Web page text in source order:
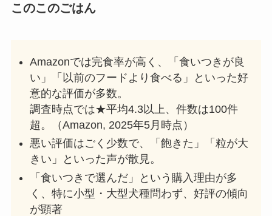
このこのごはん
Amazonでは完食率が高く、「食いつきが良
い」「以前のフードより食べる」といった好
意的な評価が多数。
調査時点では★平均4.3以上、件数は100件
超。（Amazon, 2025年5月時点）
悪い評価はごく少数で、「飽きた」「粒が大
きい」といった声が散見。
「食いつきで選んだ」という購入理由が多
く、特に小型・大型犬種問わず、好評の傾向
が顕著